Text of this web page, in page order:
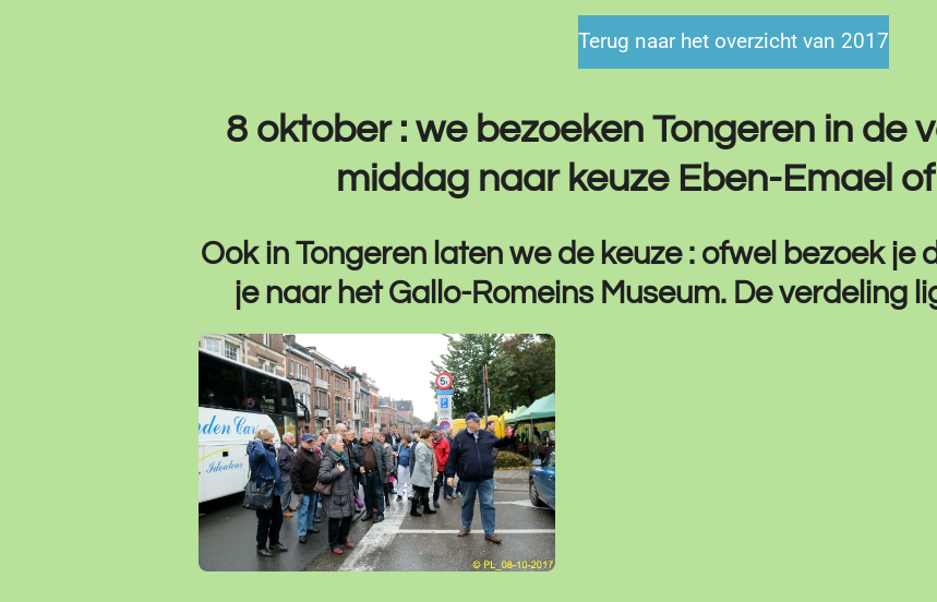
Terug naar het overzicht van 2017
8 oktober : we bezoeken Tongeren in de
middag naar keuze Eben-Emael
Ook in Tongeren laten we de keuze : ofwel bezoek je
je naar het Gallo-Romeins Museum. De verdeling